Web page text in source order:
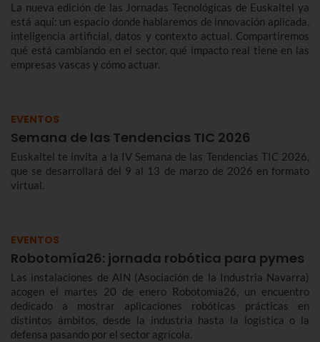
La nueva edición de las Jornadas Tecnológicas de Euskaltel ya
está aquí: un espacio donde hablaremos de innovación aplicada,
inteligencia artificial, datos y contexto actual. Compartiremos
qué está cambiando en el sector, qué impacto real tiene en las
empresas vascas y cómo actuar.
EVENTOS
Semana de las Tendencias TIC 2026
Euskaltel te invita a la IV Semana de las Tendencias TIC 2026,
que se desarrollará del 9 al 13 de marzo de 2026 en formato
virtual.
EVENTOS
Robotomía26: jornada robótica para pymes
Las instalaciones de AIN (Asociación de la Industria Navarra)
acogen el martes 20 de enero Robotomía26, un encuentro
dedicado a mostrar aplicaciones robóticas prácticas en
distintos ámbitos, desde la industria hasta la logística o la
defensa pasando por el sector agrícola.